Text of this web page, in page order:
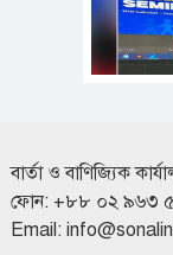
বার্তা ও বাণিজ্যিক
ফোন: +৮৮ ০২ ৯৬৩
Email: